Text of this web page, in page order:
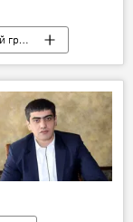
Проблема демаркации армяно-азербайджанской границы